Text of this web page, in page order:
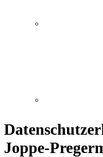
Joppe-